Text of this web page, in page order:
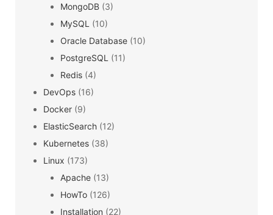
MongoDB (3)
MySQL (10)
Oracle Database (10)
PostgreSQL (11)
Redis (4)
DevOps (16)
Docker (9)
ElasticSearch (12)
Kubernetes (38)
Linux (173)
Apache (13)
HowTo (126)
Installation (22)